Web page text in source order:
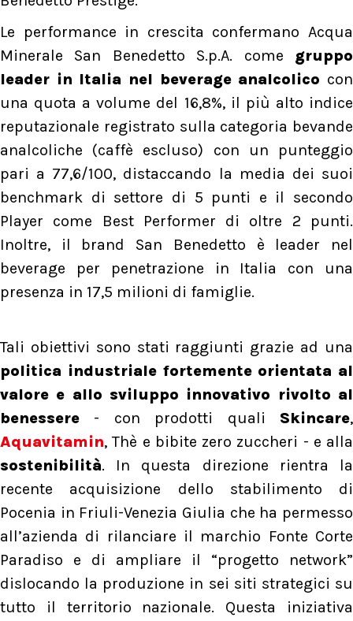
Le performance in crescita confermano Acqua
Minerale San Benedetto S.p.A. come gruppo
leader in Italia nel beverage analcolico con
una quota a volume del 16,8%, il più alto indice
reputazionale registrato sulla categoria bevande
analcoliche (caffè escluso) con un punteggio
pari a 77,6/100, distaccando la media dei suoi
benchmark di settore di 5 punti e il secondo
Player come Best Performer di oltre 2 punti.
Inoltre, il brand San Benedetto è leader nel
beverage per penetrazione in Italia con una
presenza in 17,5 milioni di famiglie.
Tali obiettivi sono stati raggiunti grazie ad una
politica industriale fortemente orientata al
valore e allo sviluppo innovativo rivolto al
benessere - con prodotti quali Skincare,
Aquavitamin, Thè e bibite zero zuccheri - e alla
sostenibilità. In questa direzione rientra la
recente acquisizione dello stabilimento di
Pocenia in Friuli-Venezia Giulia che ha permesso
all’azienda di rilanciare il marchio Fonte Corte
Paradiso e di ampliare il “progetto network”
dislocando la produzione in sei siti strategici su
tutto il territorio nazionale. Questa iniziativa